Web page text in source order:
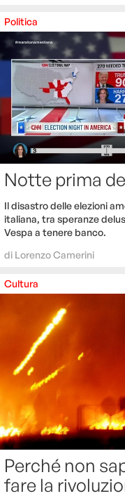
Politica
Notte prima
Il disastro delle elezioni
italiana, tra speranze
Vespa a tenere banco.
di Lorenzo Camerini
Cultura
Perché non
fare la